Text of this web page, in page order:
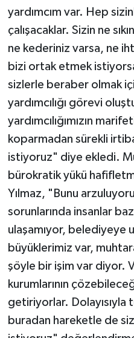
yardımcım var. Hep
çalışacaklar. Sizin ne
ne kederiniz varsa, ne
bizi ortak etmek
sizlerle beraber olmak
yardımcılığı görevi
yardımcılığımızın
koparmadan sürekli
istiyoruz" diye ekledi.
bürokratik yükü
Yılmaz, "Bunu
sorunlarında insanlar
ulaşamıyor, belediyeye
büyüklerimiz var,
şöyle bir işim var diyor.
kurumlarının
getiriyorlar. Dolayısıyla
buradan hareketle de